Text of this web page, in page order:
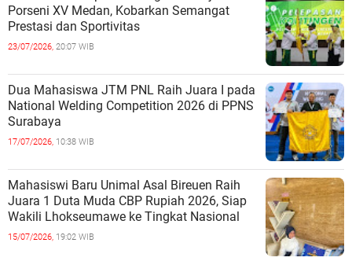
Porseni XV Medan, Kobarkan Semangat
Prestasi dan Sportivitas
23/07/2026, 20:07 WIB
Dua Mahasiswa JTM PNL Raih Juara I pada
National Welding Competition 2026 di PPNS
Surabaya
17/07/2026, 10:38 WIB
Mahasiswi Baru Unimal Asal Bireuen Raih
Juara 1 Duta Muda CBP Rupiah 2026, Siap
Wakili Lhokseumawe ke Tingkat Nasional
15/07/2026, 19:02 WIB